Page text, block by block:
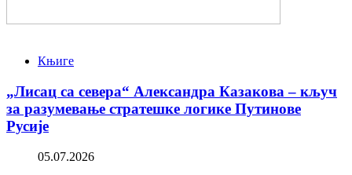
Књиге
„Лисац са севера“ Александра Казакова – кључ
за разумевање стратешке логике Путинове
Русије
05.07.2026